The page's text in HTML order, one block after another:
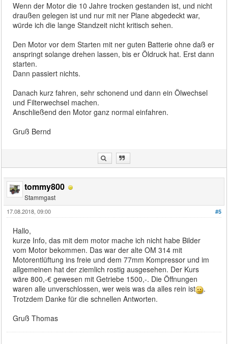
Wenn der Motor die 10 Jahre trocken gestanden ist, und nicht
draußen gelegen ist und nur mit ner Plane abgedeckt war,
würde ich die lange Standzeit nicht kritisch sehen.
Den Motor vor dem Starten mit ner guten Batterie ohne daß er
anspringt solange drehen lassen, bis er Öldruck hat. Erst dann
starten.
Dann passiert nichts.
Danach kurz fahren, sehr schonend und dann ein Ölwechsel
und Filterwechsel machen.
Anschließend den Motor ganz normal einfahren.
Gruß Bernd
tommy800
Stammgast
#5
17.08.2018, 09:00
Hallo,
kurze Info, das mit dem motor mache ich nicht habe Bilder
vom Motor bekommen. Das war der alte OM 314 mit
Motorentlüftung ins freie und dem 77mm Kompressor und im
allgemeinen hat der ziemlich rostig ausgesehen. Der Kurs
wäre 800,-€ gewesen mit Getriebe 1500,-. Die Öffnungen
waren alle unverschlossen, wer weis was da alles rein ist
.
Trotzdem Danke für die schnellen Antworten.
Gruß Thomas